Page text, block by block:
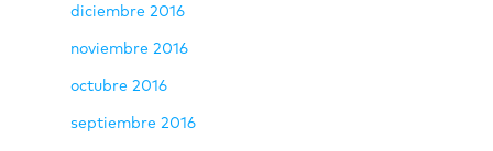
diciembre 2016
noviembre 2016
octubre 2016
septiembre 2016